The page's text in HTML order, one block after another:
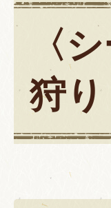
〈
狩り